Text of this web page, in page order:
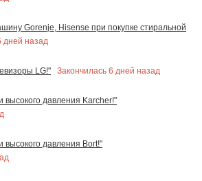
Gorenje, Hisense при покупке стиральной
дней назад
LG!"
Закончилась 6 дней назад
давления Karcher!"
давления Bort!"